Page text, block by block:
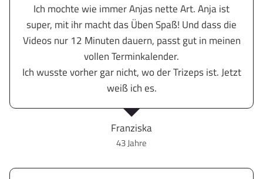
Ich mochte wie immer Anjas nette Art. Anja ist
super, mit ihr macht das Üben Spaß! Und dass die
Videos nur 12 Minuten dauern, passt gut in meinen
vollen Terminkalender.
Ich wusste vorher gar nicht, wo der Trizeps ist. Jetzt
weiß ich es.
Franziska
43 Jahre